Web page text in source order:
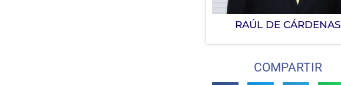
RAÚL DE CÁRDENAS
COMPARTIR